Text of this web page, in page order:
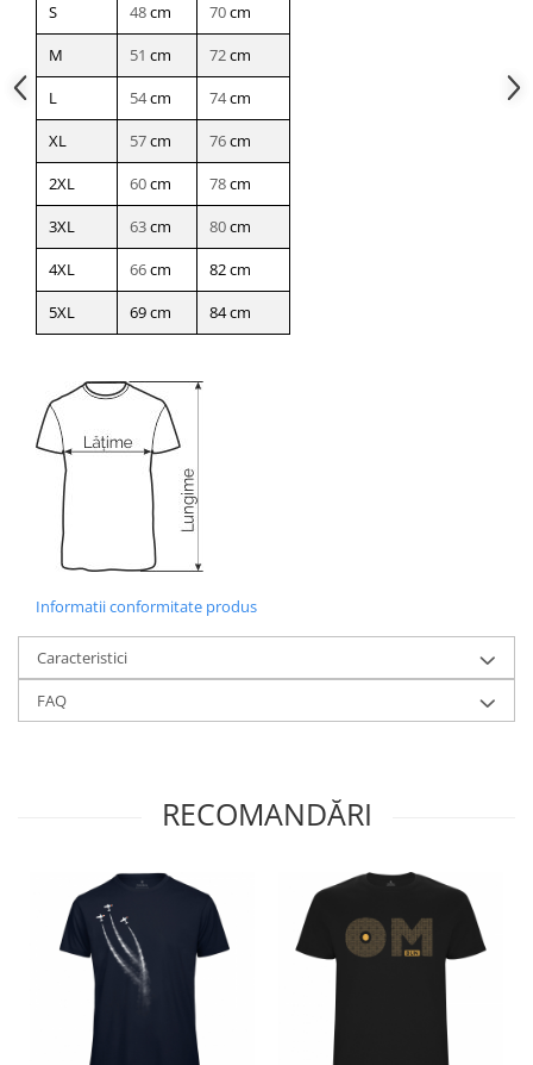
S 48cm 70cm
M
51 cm 72cm
L
54cm 74cm
XL
57cm 76cm
2XL
60cm 78cm
3XL
63cm 80cm
4XL
66cm
82 cm
5XL
69 cm 84 cm
Informatii conformitate produs
Caracteristici
FAQ
RECOMANDĂRI